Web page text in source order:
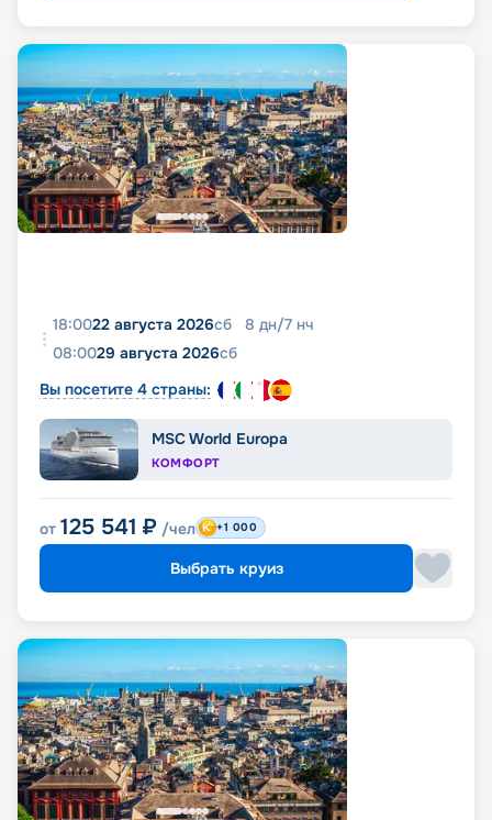
18:0022 августа 2026сб 8 дн/7 нч
08:0029 августа 2026сб
Вы посетите 4 страны:
MSC World Europa
КОМФОРТ
от 125 541 ₽ /чел +1 000
Выбрать круиз